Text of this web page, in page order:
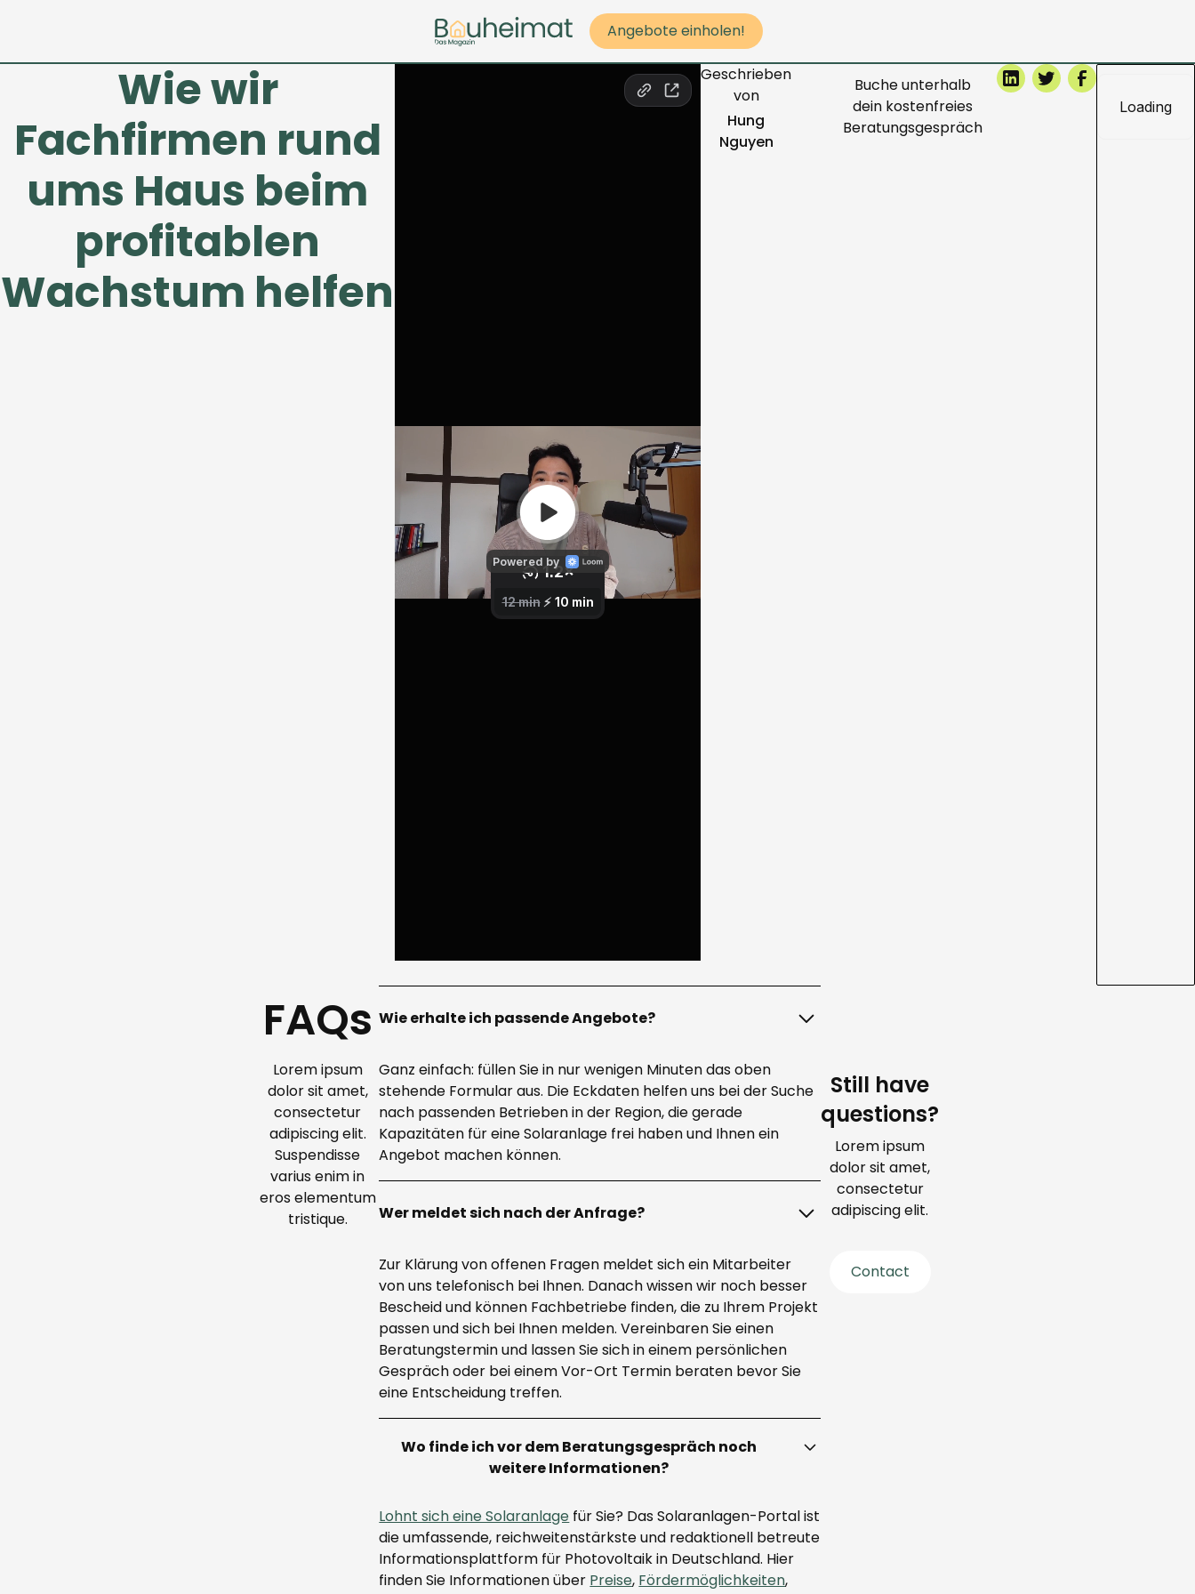
Angebote einholen!
Wie wir
Fachfirmen rund
ums Haus beim
profitablen
Wachstum helfen
Geschrieben
von
Hung
Nguyen
Buche unterhalb
dein kostenfreies
Beratungsgespräch
FAQs
Lorem ipsum
dolor sit amet,
consectetur
adipiscing elit.
Suspendisse
varius enim in
eros elementum
tristique.
Wie erhalte ich passende Angebote?
Ganz einfach: füllen Sie in nur wenigen Minuten das oben
stehende Formular aus. Die Eckdaten helfen uns bei der Suche
nach passenden Betrieben in der Region, die gerade
Kapazitäten für eine Solaranlage frei haben und Ihnen ein
Angebot machen können.
Wer meldet sich nach der Anfrage?
Zur Klärung von offenen Fragen meldet sich ein Mitarbeiter
von uns telefonisch bei Ihnen. Danach wissen wir noch besser
Bescheid und können Fachbetriebe finden, die zu Ihrem Projekt
passen und sich bei Ihnen melden. Vereinbaren Sie einen
Beratungstermin und lassen Sie sich in einem persönlichen
Gespräch oder bei einem Vor-Ort Termin beraten bevor Sie
eine Entscheidung treffen.
Wo finde ich vor dem Beratungsgespräch noch
weitere Informationen?
Lohnt sich eine Solaranlage für Sie? Das Solaranlagen-Portal ist
die umfassende, reichweitenstärkste und redaktionell betreute
Informationsplattform für Photovoltaik in Deutschland. Hier
finden Sie Informationen über Preise, Fördermöglichkeiten,
Still have
questions?
Lorem ipsum
dolor sit amet,
consectetur
adipiscing elit.
Contact